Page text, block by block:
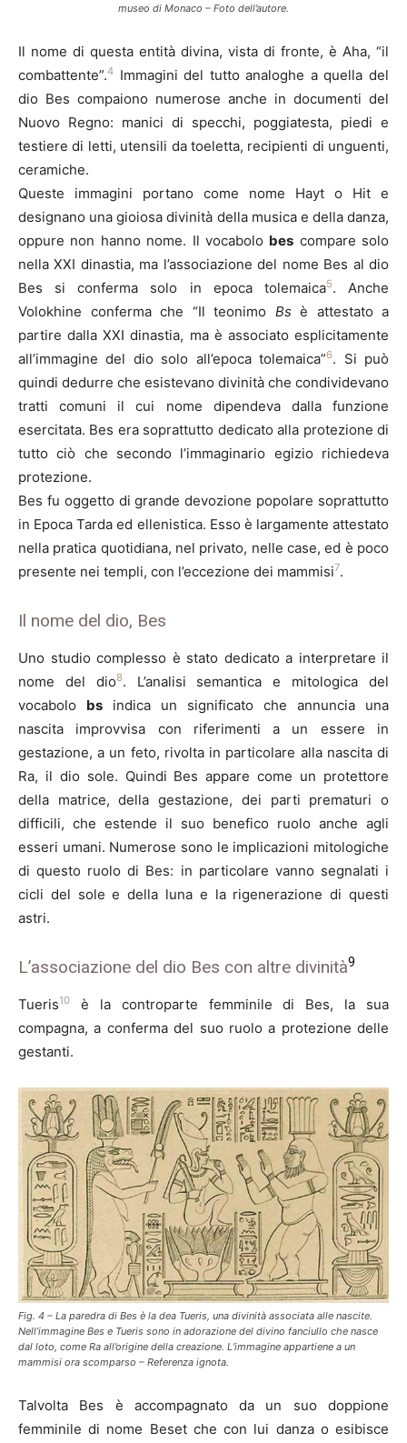
museo di Monaco – Foto dell’autore.
Il nome di questa entità divina, vista di fronte, è Aha, “il
combattente”.4 Immagini del tutto analoghe a quella del
dio Bes compaiono numerose anche in documenti del
Nuovo Regno: manici di specchi, poggiatesta, piedi e
testiere di letti, utensili da toeletta, recipienti di unguenti,
ceramiche.
Queste immagini portano come nome Hayt o Hit e
designano una gioiosa divinità della musica e della danza,
oppure non hanno nome. Il vocabolo bes compare solo
nella XXI dinastia, ma l’associazione del nome Bes al dio
Bes si conferma solo in epoca tolemaica5. Anche
Volokhine conferma che “Il teonimo Bs è attestato a
partire dalla XXI dinastia, ma è associato esplicitamente
all’immagine del dio solo all’epoca tolemaica”6. Si può
quindi dedurre che esistevano divinità che condividevano
tratti comuni il cui nome dipendeva dalla funzione
esercitata. Bes era soprattutto dedicato alla protezione di
tutto ciò che secondo l’immaginario egizio richiedeva
protezione.
Bes fu oggetto di grande devozione popolare soprattutto
in Epoca Tarda ed ellenistica. Esso è largamente attestato
nella pratica quotidiana, nel privato, nelle case, ed è poco
presente nei templi, con l’eccezione dei mammisi7.
Il nome del dio, Bes
Uno studio complesso è stato dedicato a interpretare il
nome del dio8. L’analisi semantica e mitologica del
vocabolo bs indica un significato che annuncia una
nascita improvvisa con riferimenti a un essere in
gestazione, a un feto, rivolta in particolare alla nascita di
Ra, il dio sole. Quindi Bes appare come un protettore
della matrice, della gestazione, dei parti prematuri o
difficili, che estende il suo benefico ruolo anche agli
esseri umani. Numerose sono le implicazioni mitologiche
di questo ruolo di Bes: in particolare vanno segnalati i
cicli del sole e della luna e la rigenerazione di questi
astri.
L’associazione del dio Bes con altre divinità9
Tueris10
è la controparte femminile di Bes, la sua
compagna, a conferma del suo ruolo a protezione delle
gestanti.
Fig. 4 – La paredra di Bes è la dea Tueris, una divinità associata alle nascite.
Nell’immagine Bes e Tueris sono in adorazione del divino fanciullo che nasce
dal loto, come Ra all’origine della creazione. L’immagine appartiene a un
mammisi ora scomparso – Referenza ignota.
Talvolta Bes è accompagnato da un suo doppione
femminile di nome Beset che con lui danza o esibisce